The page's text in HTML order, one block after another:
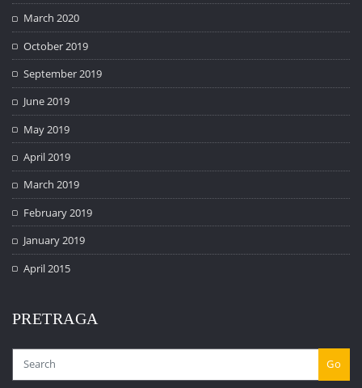
March 2020
October 2019
September 2019
June 2019
May 2019
April 2019
March 2019
February 2019
January 2019
April 2015
PRETRAGA
Go